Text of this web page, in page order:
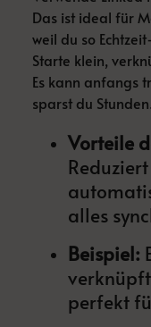
Das ist ideal für
weil du so
Starte klein,
Es kann anfangs
sparst du Stunden.
Vorteile
alles
Beispiel:
perfekt